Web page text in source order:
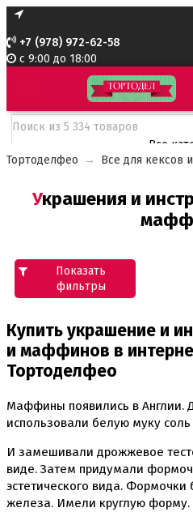
+7 (978) 972-62-58
с 9:00 до 18:00
Все
Адаптеры для
Ароматизаторы
Безе
Бордюрная
Все
Все для
Все для
Украшения и
Формы
Тортоделфео → Все для кексов
Украшения и инструмент для кексов
Показать
фильтры
Купить украшение и
и маффинов в
Тортоделфео
Маффины появились в Англии.
использовали белую муку соль
И замешивали дрожжевое
виде. Затем придумали
эстетического вида.
железа. Имели круглую форму.